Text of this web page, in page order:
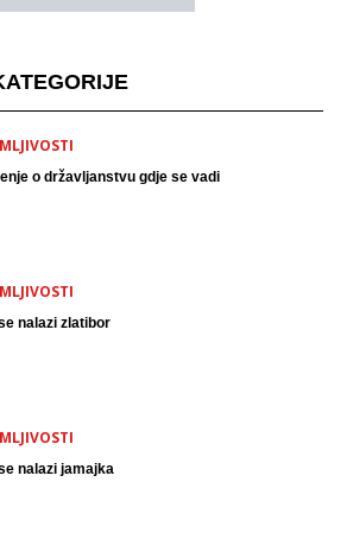
o državljanstvu gdje se vadi
nalazi zlatibor
nalazi jamajka